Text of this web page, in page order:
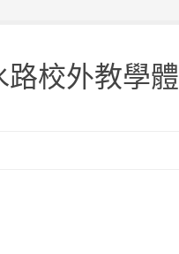
校外教學體